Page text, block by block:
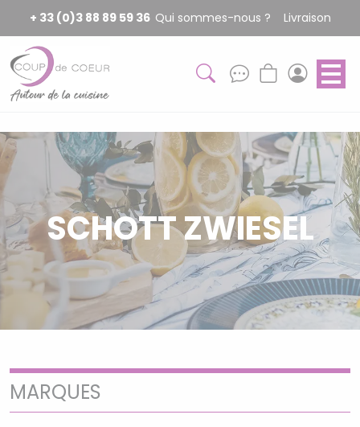
+ 33 (0)3 88 89 59 36 Qui sommes-nous ? Livraison
SCHOTT ZWIESEL
MARQUES
Panneau de gestion des cookies